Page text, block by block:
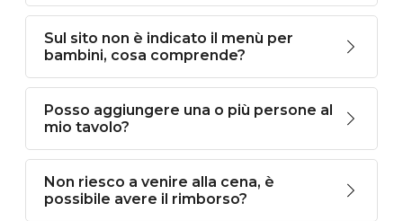
Sul sito non è indicato il menù per
bambini, cosa comprende?
Posso aggiungere una o più persone al
mio tavolo?
Non riesco a venire alla cena, è
possibile avere il rimborso?